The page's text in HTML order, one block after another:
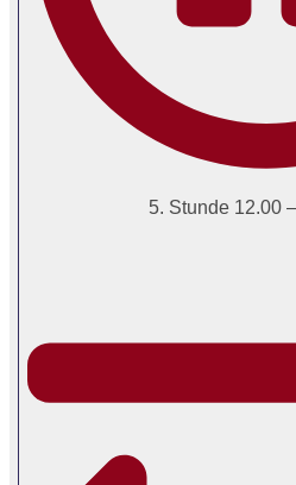
5. Stunde 12.00